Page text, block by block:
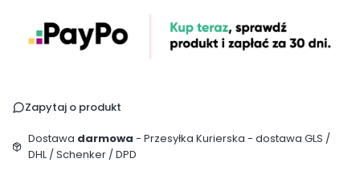
Zapytaj o produkt
Dostawa darmowa - Przesyłka Kurierska - dostawa GLS /
DHL / Schenker / DPD